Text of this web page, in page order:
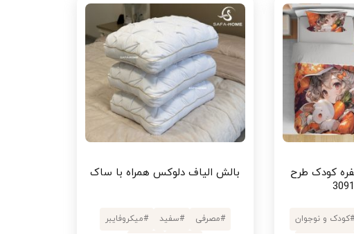
رنگ کرم و طرح خرس بامزه و پترن‌های گرافیکی، طراحی یونیک و
و دوست‌داشتنی به اتاق کودک شما می‌بخشد. دوخت بسیار تمیز و ظریف
بالای ساخت آن است.
طرح رودی
کودک طرح
#کودک و نوجوان
بالش الیاف دلوکس همراه با ساک
#مصرفی #سفید #میکروفایبر